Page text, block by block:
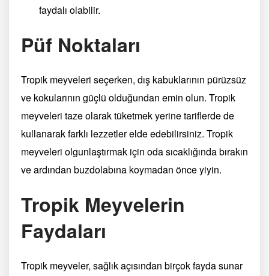
faydalı olabilir.
Püf Noktaları
Tropik meyveleri seçerken, dış kabuklarının pürüzsüz
ve kokularının güçlü olduğundan emin olun. Tropik
meyveleri taze olarak tüketmek yerine tariflerde de
kullanarak farklı lezzetler elde edebilirsiniz. Tropik
meyveleri olgunlaştırmak için oda sıcaklığında bırakın
ve ardından buzdolabına koymadan önce yiyin.
Tropik Meyvelerin
Faydaları
Tropik meyveler, sağlık açısından birçok fayda sunar